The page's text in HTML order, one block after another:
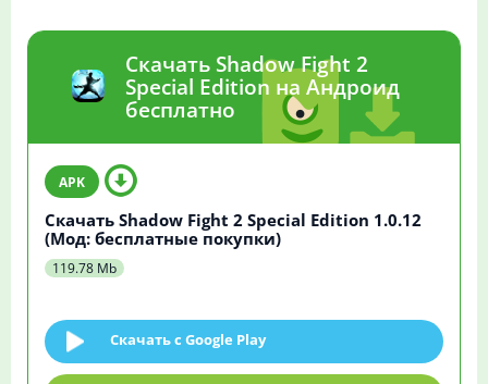
Скачать Shadow Fight 2
Special Edition на Андроид
бесплатно
Скачать Shadow Fight 2 Special Edition 1.0.12
(Мод: бесплатные покупки)
119.78 Mb
Скачать c Google Play